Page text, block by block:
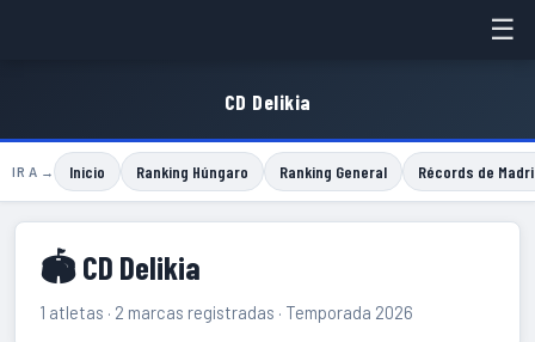
☰
CD Delikia
IR A → Inicio Ranking Húngaro Ranking General Récords de
🏟 CD Delikia
1 atletas · 2 marcas registradas · Temporada 2026